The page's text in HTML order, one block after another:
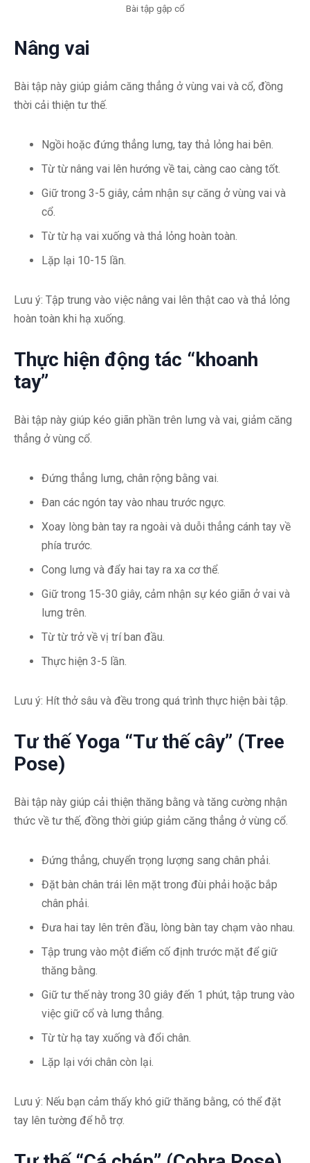
Bài tập gập cổ
Nâng vai
Bài tập này giúp giảm căng thẳng ở vùng vai và cổ, đồng
thời cải thiện tư thế.
Ngồi hoặc đứng thẳng lưng, tay thả lỏng hai bên.
Từ từ nâng vai lên hướng về tai, càng cao càng tốt.
Giữ trong 3-5 giây, cảm nhận sự căng ở vùng vai và
cổ.
Từ từ hạ vai xuống và thả lỏng hoàn toàn.
Lặp lại 10-15 lần.
Lưu ý: Tập trung vào việc nâng vai lên thật cao và thả lỏng
hoàn toàn khi hạ xuống.
Thực hiện động tác “khoanh
tay”
Bài tập này giúp kéo giãn phần trên lưng và vai, giảm căng
thẳng ở vùng cổ.
Đứng thẳng lưng, chân rộng bằng vai.
Đan các ngón tay vào nhau trước ngực.
Xoay lòng bàn tay ra ngoài và duỗi thẳng cánh tay về
phía trước.
Cong lưng và đẩy hai tay ra xa cơ thể.
Giữ trong 15-30 giây, cảm nhận sự kéo giãn ở vai và
lưng trên.
Từ từ trở về vị trí ban đầu.
Thực hiện 3-5 lần.
Lưu ý: Hít thở sâu và đều trong quá trình thực hiện bài tập.
Tư thế Yoga “Tư thế cây” (Tree
Pose)
Bài tập này giúp cải thiện thăng bằng và tăng cường nhận
thức về tư thế, đồng thời giúp giảm căng thẳng ở vùng cổ.
Đứng thẳng, chuyển trọng lượng sang chân phải.
Đặt bàn chân trái lên mặt trong đùi phải hoặc bắp
chân phải.
Đưa hai tay lên trên đầu, lòng bàn tay chạm vào nhau.
Tập trung vào một điểm cố định trước mặt để giữ
thăng bằng.
Giữ tư thế này trong 30 giây đến 1 phút, tập trung vào
việc giữ cổ và lưng thẳng.
Từ từ hạ tay xuống và đổi chân.
Lặp lại với chân còn lại.
Lưu ý: Nếu bạn cảm thấy khó giữ thăng bằng, có thể đặt
tay lên tường để hỗ trợ.